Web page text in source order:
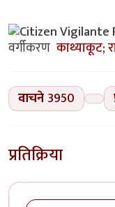
वर्गीकरण काथ्याकूट;
वाचने 3950
प्रतिक्रिया